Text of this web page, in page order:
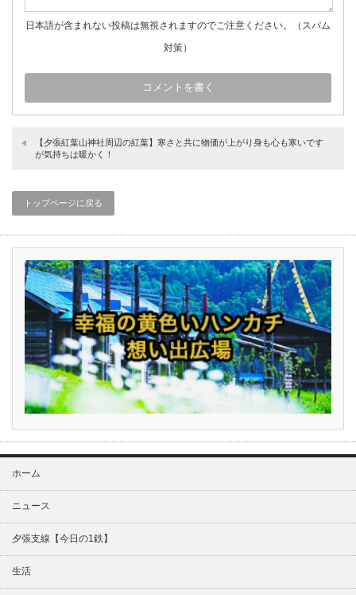
日本語が含まれない投稿は無視されますのでご注意ください。（スパム
対策）
【夕張紅葉山神社周辺の紅葉】寒さと共に物価が上がり身も心も寒いです
が気持ちは暖かく！
トップページに戻る
ホーム
ニュース
夕張支線【今日の1鉄】
生活